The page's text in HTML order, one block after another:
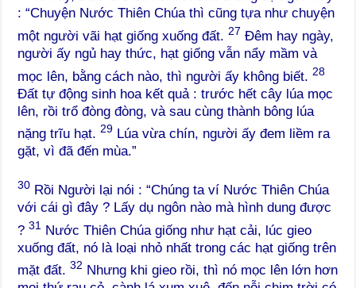
: “Chuyện Nước Thiên Chúa thì cũng tựa như chuyện
một người vãi hạt giống xuống đất.27 Đêm hay ngày,
người ấy ngủ hay thức, hạt giống vẫn nẩy mầm và
mọc lên, bằng cách nào, thì người ấy không biết.28
Đất tự động sinh hoa kết quả : trước hết cây lúa mọc
lên, rồi trổ đòng đòng, và sau cùng thành bông lúa
nặng trĩu hạt.29 Lúa vừa chín, người ấy đem liềm ra
gặt, vì đã đến mùa.”
30 Rồi Người lại nói : “Chúng ta ví Nước Thiên Chúa
với cái gì đây ? Lấy dụ ngôn nào mà hình dung được
?31 Nước Thiên Chúa giống như hạt cải, lúc gieo
xuống đất, nó là loại nhỏ nhất trong các hạt giống trên
mặt đất.32 Nhưng khi gieo rồi, thì nó mọc lên lớn hơn